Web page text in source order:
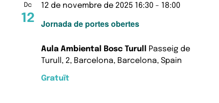
i
Dc
12 Jornada de portes obertes
12 de novembre de 2025 16:30 - 18:00
Aula Ambiental Bosc Turull
Passeig de
Turull, 2, Barcelona, Barcelona, Spain
Gratuït